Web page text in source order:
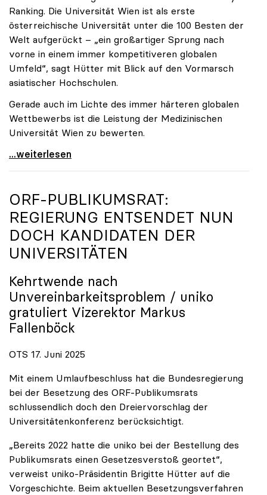
Ranking. Die Universität Wien ist als erste
österreichische Universität unter die 100 Besten der
Welt aufgerückt – „ein großartiger Sprung nach
vorne in einem immer kompetitiveren globalen
Umfeld“, sagt Hütter mit Blick auf den Vormarsch
asiatischer Hochschulen.
Gerade auch im Lichte des immer härteren globalen
Wettbewerbs ist die Leistung der Medizinischen
Universität Wien zu bewerten.
„Top-Rankingplätze heimischer Universitäten geben
...weiterlesen
ORF-PUBLIKUMSRAT:
REGIERUNG ENTSENDET NUN
DOCH KANDIDATEN DER
UNIVERSITÄTEN
Kehrtwende nach
Unvereinbarkeitsproblem / uniko
gratuliert Vizerektor Markus
Fallenböck
OTS 17. Juni 2025
Mit einem Umlaufbeschluss hat die Bundesregierung
bei der Besetzung des ORF-Publikumsrats
schlussendlich doch den Dreiervorschlag der
Universitätenkonferenz berücksichtigt.
„Bereits 2022 hatte die uniko bei der Bestellung des
Publikumsrats einen Gesetzesverstoß geortet“,
verweist uniko-Präsidentin Brigitte Hütter auf die
Vorgeschichte. Beim aktuellen Besetzungsverfahren